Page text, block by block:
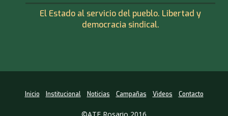
El Estado al servicio del pueblo. Libertad y
democracia sindical.
Inicio Institucional Noticias Campañas Videos Contacto